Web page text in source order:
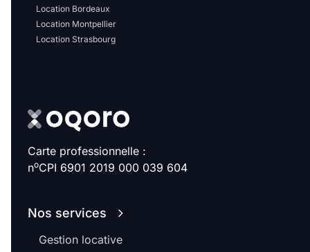
communes
Ascenseur Gardien
Disponible à partir du
promotions sur honoraires
Location Bordeaux
Location Montpellier
Location Strasbourg
Carte professionnelle :
noCPI 6901 2019 000 039 604
Nos services
Gestion locative